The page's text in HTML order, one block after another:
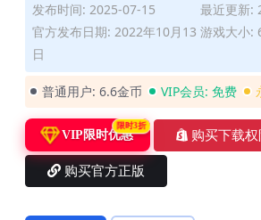
发布时间: 2025-07-15
最近更新:
官方发布日期: 2022年10月13
日
游戏大小:
普通用户: 6.6金币 VIP会员: 免费
VIP限时优惠
限时3折
购买下载权
购买官方正版